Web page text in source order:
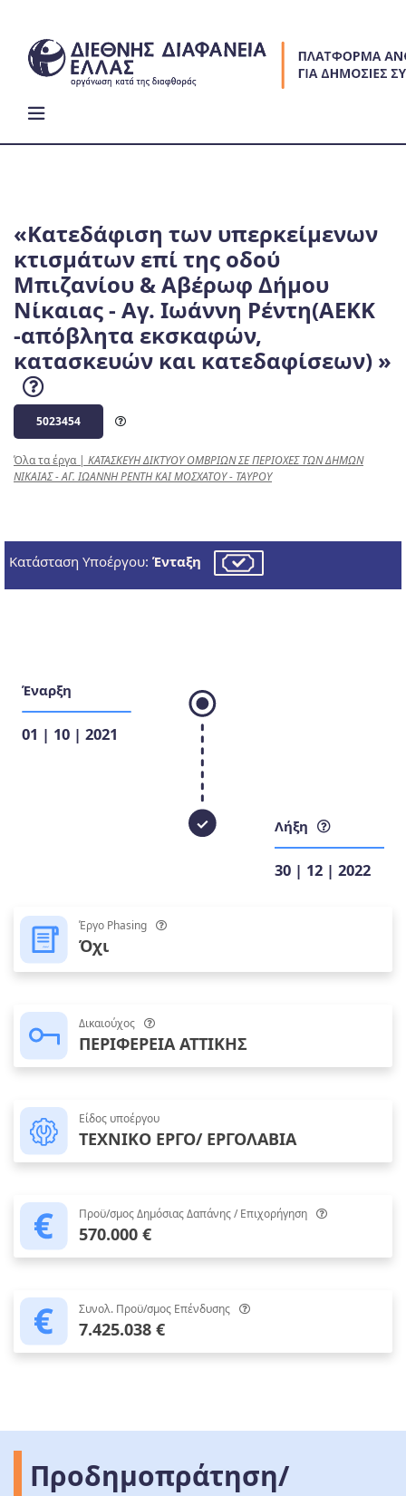
content
«Κατεδάφιση των υπερκείμενων
κτισμάτων επί της οδού
Μπιζανίου & Αβέρωφ Δήμου
Νίκαιας - Αγ. Ιωάννη Ρέντη(ΑΕΚΚ
-απόβλητα εκσκαφών,
κατασκευών και κατεδαφίσεων) »
5023454
Όλα τα έργα| ΚΑΤΑΣΚΕΥΗ ΔΙΚΤΥΟΥ ΟΜΒΡΙΩΝ ΣΕ ΠΕΡΙΟΧΕΣ ΤΩΝ ΔΗΜΩΝ
ΝΙΚΑΙΑΣ - ΑΓ. ΙΩΑΝΝΗ ΡΕΝΤΗ ΚΑΙ ΜΟΣΧΑΤΟΥ - ΤΑΥΡΟΥ
Κατάσταση Υποέργου: Ένταξη
Έναρξη
01 | 10 | 2021
Λήξη
30 | 12 | 2022
Έργο Phasing
Όχι
Δικαιούχος
ΠΕΡΙΦΕΡΕΙΑ ΑΤΤΙΚΗΣ
Είδος υποέργου
ΤΕΧΝΙΚΟ ΕΡΓΟ/ ΕΡΓΟΛΑΒΙΑ
Προϋ/σμος Δημόσιας Δαπάνης / Επιχορήγηση
570.000 €
Συνολ. Προϋ/σμος Επένδυσης
7.425.038 €
Προδημοπράτηση/